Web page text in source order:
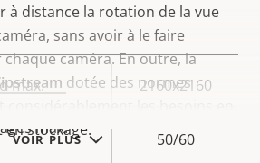
à distance la rotation de la vue
sans avoir à le faire
caméra. En outre, la
dotée des normes
stockage.
VOIR PLUS
Valeur de
propriété
max. 2160x2160
max.
50/60